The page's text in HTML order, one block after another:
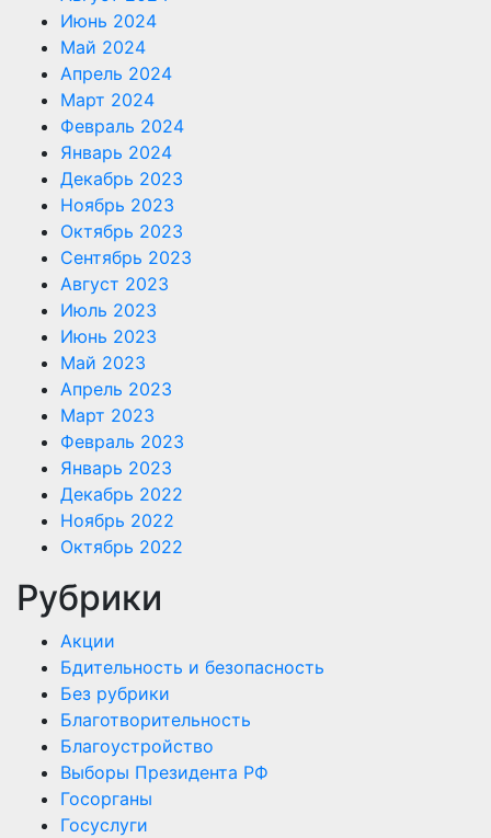
Июнь 2024
Май 2024
Апрель 2024
Март 2024
Февраль 2024
Январь 2024
Декабрь 2023
Ноябрь 2023
Октябрь 2023
Сентябрь 2023
Август 2023
Июль 2023
Июнь 2023
Май 2023
Апрель 2023
Март 2023
Февраль 2023
Январь 2023
Декабрь 2022
Ноябрь 2022
Октябрь 2022
Рубрики
Акции
Бдительность и безопасность
Без рубрики
Благотворительность
Благоустройство
Выборы Президента РФ
Госорганы
Госуслуги